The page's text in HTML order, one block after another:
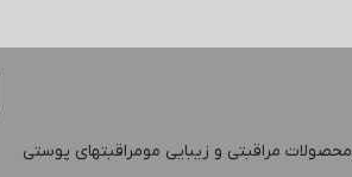
محصولات مراقبتی و زیبایی مومراقبتهای پوستی